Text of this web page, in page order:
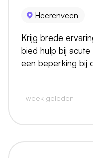
Heerenveen
Krijg brede
bied hulp bij
een beperking bij
1 week geleden